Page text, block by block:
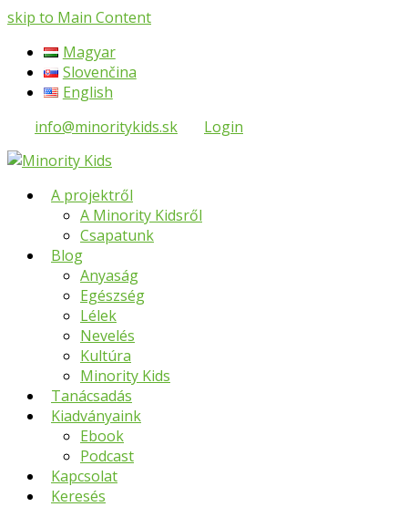
skip to Main Content
Magyar
Slovenčina
English
info@minoritykids.sk
Login
A projektről
A Minority Kidsről
Csapatunk
Blog
Anyaság
Egészség
Lélek
Nevelés
Kultúra
Minority Kids
Tanácsadás
Kiadványaink
Ebook
Podcast
Kapcsolat
Keresés